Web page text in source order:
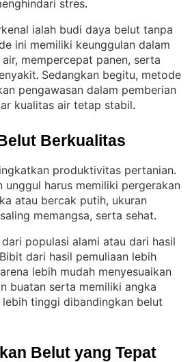
stres.
ialah budi daya belut tanpa
ini memiliki keunggulan dalam
mempercepat panen, serta
. Sedangkan begitu, metode
pengawasan dalam pemberian
kualitas air tetap stabil.
Berkualitas
produktivitas pertanian
unggul harus memiliki pergerakan
atau bercak putih, ukuran
memangsa, serta sehat.
populasi alami atau dari hasil
Bibit dari hasil pemuliaan lebih
lebih mudah menyesuaikan
buatan serta memiliki angka
tinggi dibandingkan belut
Belut yang Tepat